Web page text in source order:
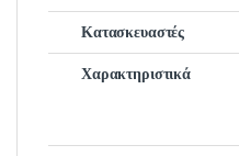
Κατασκευαστές
Χαρακτηριστικά